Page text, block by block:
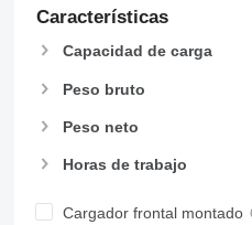
Características
Capacidad de carga
Peso bruto
Peso neto
Horas de trabajo
Cargador frontal montado